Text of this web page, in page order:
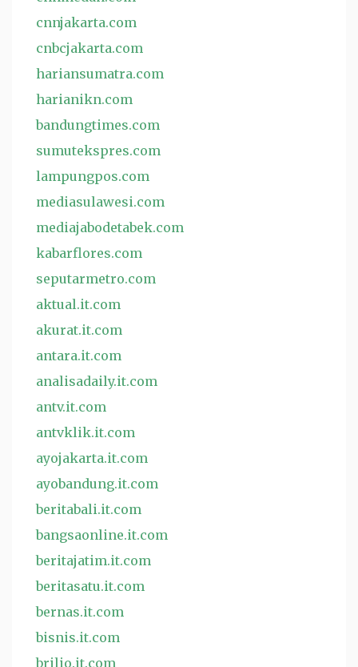
cnnjakarta.com
cnbcjakarta.com
hariansumatra.com
harianikn.com
bandungtimes.com
sumutekspres.com
lampungpos.com
mediasulawesi.com
mediajabodetabek.com
kabarflores.com
seputarmetro.com
aktual.it.com
akurat.it.com
antara.it.com
analisadaily.it.com
antv.it.com
antvklik.it.com
ayojakarta.it.com
ayobandung.it.com
beritabali.it.com
bangsaonline.it.com
beritajatim.it.com
beritasatu.it.com
bernas.it.com
bisnis.it.com
brilio.it.com